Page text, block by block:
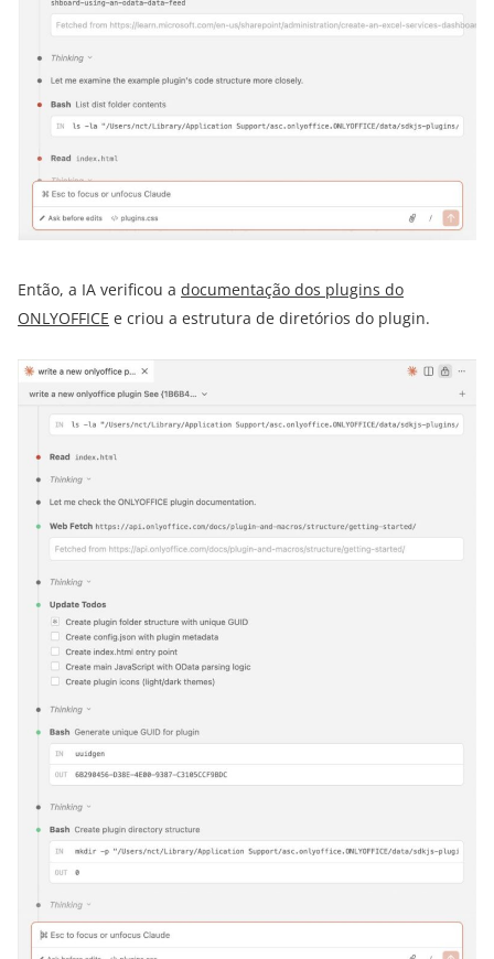
Então, a IA verificou a documentação dos plugins do
ONLYOFFICE e criou a estrutura de diretórios do plugin.